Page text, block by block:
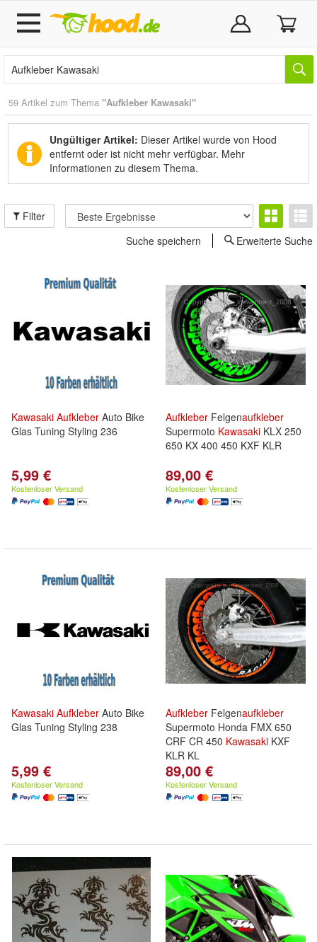
59 Artikel zum Thema "Aufkleber Kawasaki"
Ungültiger Artikel: Dieser Artikel wurde von Hood
entfernt oder ist nicht mehr verfügbar. Mehr
Informationen zu diesem Thema.
Filter
Suche speichern
Erweiterte Suche
Kawasaki Aufkleber Auto Bike
Glas Tuning Styling 236
5,99 €
Kostenloser Versand
Aufkleber Felgenaufkleber
Supermoto Kawasaki KLX 250
650 KX 400 450 KXF KLR
89,00 €
Kostenloser Versand
Kawasaki Aufkleber Auto Bike
Glas Tuning Styling 238
5,99 €
Kostenloser Versand
Aufkleber Felgenaufkleber
Supermoto Honda FMX 650
CRF CR 450 Kawasaki KXF
KLR KL
89,00 €
Kostenloser Versand